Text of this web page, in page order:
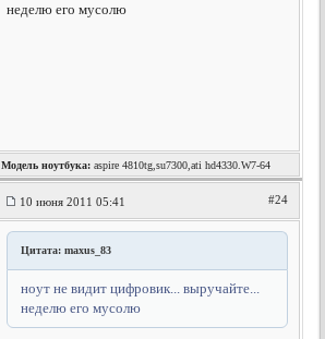
неделю его мусолю
Модель ноутбука: aspire 4810tg,su7300,ati hd4330.W7-64
10 июня 2011 05:41 #24
Цитата: maxus_83
ноут не видит цифровик... выручайте...
неделю его мусолю